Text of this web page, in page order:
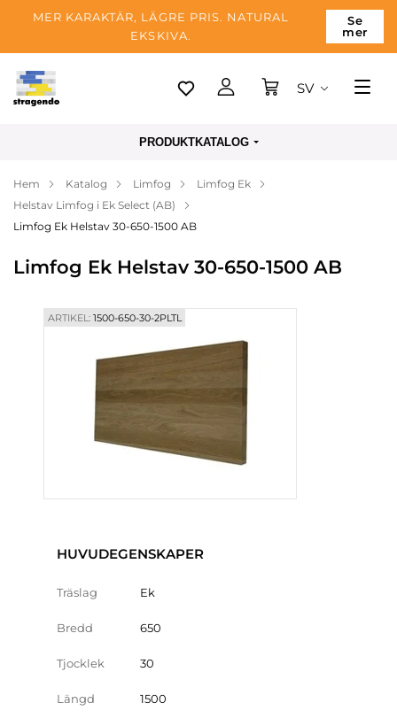
MER KARAKTÄR, LÄGRE PRIS. NATURAL
EKSKIVA.
Se
mer
Tallinn
Betalning
Om företaget
Blogg
SV
PRODUKTKATALOG
Hem Katalog Limfog
Limfog Ek
Helstav Limfog i Ek Select (AB)
Limfog Ek Helstav 30-650-1500 AB
Limfog Ek Helstav 30-650-1500 AB
ARTIKEL:1500-650-30-2PLTL
HUVUDEGENSKAPER
Träslag Ek
Bredd 650
Tjocklek 30
Längd 1500